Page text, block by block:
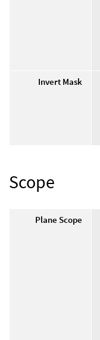
Invert Mask
Scope
Plane Scope